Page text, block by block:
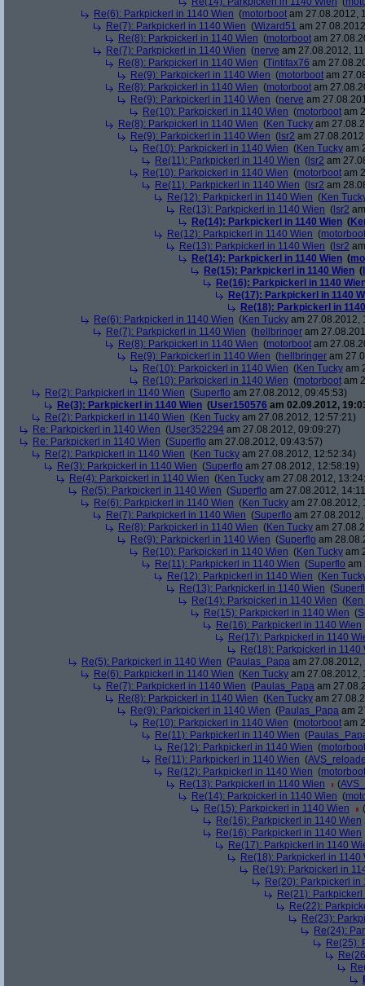
Re(6): Parkpickerl in 1140 Wien (motorboot am 27.08.2012,
Re(7): Parkpickerl in 1140 Wien (Wizard51 am
Re(8): Parkpickerl in 1140 Wien (motorboot am
Re(7): Parkpickerl in 1140 Wien (nerve am 27.08.2012,
Re(8): Parkpickerl in 1140 Wien (Tintifax76 am
Re(9): Parkpickerl in 1140 Wien (motorboot am
Re(8): Parkpickerl in 1140 Wien (motorboot am
Re(9): Parkpickerl in 1140 Wien (nerve am
Re(10): Parkpickerl in 1140 Wien (motorboot am
Re(8): Parkpickerl in 1140 Wien (Ken Tucky am
Re(9): Parkpickerl in 1140 Wien ( lsr2 am
Re(10): Parkpickerl in 1140 Wien (Ken Tucky am
Re(11): Parkpickerl in 1140 Wien ( lsr2 am
Re(10): Parkpickerl in 1140 Wien (motorboot am
Re(11): Parkpickerl in 1140 Wien ( lsr2 am
Re(12): Parkpickerl in 1140 Wien (Ken
Re(13): Parkpickerl in 1140 Wien ( lsr2
Re(14): Parkpickerl in 1140 Wien (
Re(12): Parkpickerl in 1140 Wien (motorboot
Re(13): Parkpickerl in 1140 Wien ( lsr2
Re(14): Parkpickerl in 1140 Wien (
Re(15): Parkpickerl in 1140 Wien (
Re(16): Parkpickerl in 1140
Re(17): Parkpickerl in 1140
Re(18): Parkpickerl in
Re(6): Parkpickerl in 1140 Wien (Ken Tucky am 27.08.2012,
Re(7): Parkpickerl in 1140 Wien (hellbringer am
Re(8): Parkpickerl in 1140 Wien (motorboot am
Re(9): Parkpickerl in 1140 Wien (hellbringer am
Re(10): Parkpickerl in 1140 Wien (Ken Tucky am
Re(10): Parkpickerl in 1140 Wien (motorboot am
Re(2): Parkpickerl in 1140 Wien (Superflo am 27.08.2012, 09:45:53)
Re(3): Parkpickerl in 1140 Wien (User150576 am 02.09.2012,
Re(2): Parkpickerl in 1140 Wien (Ken Tucky am 27.08.2012, 12:57:21)
Re: Parkpickerl in 1140 Wien (User352294 am 27.08.2012, 09:09:27)
Re: Parkpickerl in 1140 Wien (Superflo am 27.08.2012, 09:43:57)
Re(2): Parkpickerl in 1140 Wien (Ken Tucky am 27.08.2012, 12:52:34)
Re(3): Parkpickerl in 1140 Wien (Superflo am 27.08.2012, 12:58:19)
Re(4): Parkpickerl in 1140 Wien (Ken Tucky am 27.08.2012,
Re(5): Parkpickerl in 1140 Wien (Superflo am 27.08.2012,
Re(6): Parkpickerl in 1140 Wien (Ken Tucky am 27.08.2012,
Re(7): Parkpickerl in 1140 Wien (Superflo am
Re(8): Parkpickerl in 1140 Wien (Ken Tucky am
Re(9): Parkpickerl in 1140 Wien (Superflo am
Re(10): Parkpickerl in 1140 Wien (Ken Tucky am
Re(11): Parkpickerl in 1140 Wien (Superflo am
Re(12): Parkpickerl in 1140 Wien (Ken
Re(13): Parkpickerl in 1140 Wien (
Re(14): Parkpickerl in 1140 Wien (
Re(15): Parkpickerl in 1140 Wien (
Re(16): Parkpickerl in 1140 Wien
Re(17): Parkpickerl in 1140
Re(18): Parkpickerl in 1140
Re(5): Parkpickerl in 1140 Wien (Paulas_Papa am 27.08.2012,
Re(6): Parkpickerl in 1140 Wien (Ken Tucky am 27.08.2012,
Re(7): Parkpickerl in 1140 Wien (Paulas_Papa am
Re(8): Parkpickerl in 1140 Wien (Ken Tucky am
Re(9): Parkpickerl in 1140 Wien (Paulas_Papa am
Re(10): Parkpickerl in 1140 Wien (motorboot am
Re(11): Parkpickerl in 1140 Wien (
Re(12): Parkpickerl in 1140 Wien (motorboot
Re(11): Parkpickerl in 1140 Wien (
Re(12): Parkpickerl in 1140 Wien (motorboot
Re(13): Parkpickerl in 1140 Wien
(
Re(14): Parkpickerl in 1140 Wien (
Re(15): Parkpickerl in 1140 Wien
(
Re(16): Parkpickerl in 1140 Wien
Re(16): Parkpickerl in 1140 Wien
Re(17): Parkpickerl in 1140
Re(18): Parkpickerl in 1140
Re(19): Parkpickerl in
Re(20): Parkpickerl in
Re(21):
Re(22):
Re(23):
Re(24):
Re(25):